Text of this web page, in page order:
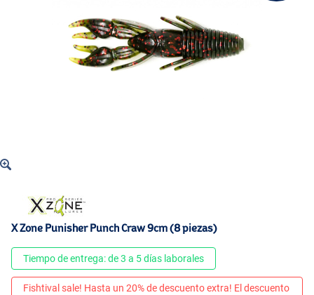
X Zone Punisher Punch Craw 9cm (8 piezas)
Tiempo de entrega: de 3 a 5 días laborales
Fishtival sale! Hasta un 20% de descuento extra! El descuento